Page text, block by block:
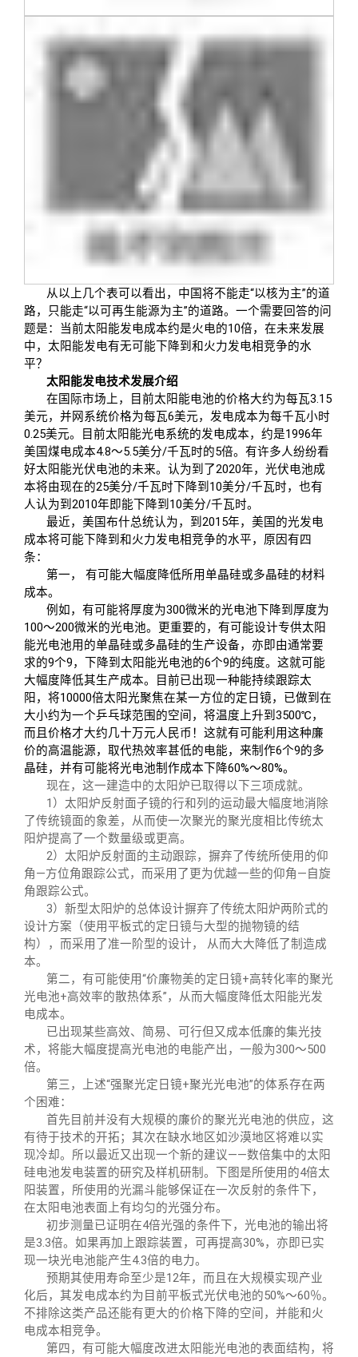
从以上几个表可以看出，中国将不能走“以核为主”的道
路，只能走“以可再生能源为主”的道路。一个需要回答的问
题是：当前太阳能发电成本约是火电的10倍，在未来发展
中，太阳能发电有无可能下降到和火力发电相竞争的水
平？
太阳能发电技术发展介绍
在国际市场上，目前太阳能电池的价格大约为每瓦3.15
美元，并网系统价格为每瓦6美元，发电成本为每千瓦小时
0.25美元。目前太阳能光电系统的发电成本，约是1996年
美国煤电成本4.8～5.5美分/千瓦时的5倍。有许多人纷纷看
好太阳能光伏电池的未来。认为到了2020年，光伏电池成
本将由现在的25美分/千瓦时下降到10美分/千瓦时，也有
人认为到2010年即能下降到10美分/千瓦时。
最近，美国布什总统认为，到2015年，美国的光发电
成本将可能下降到和火力发电相竞争的水平，原因有四
条：
第一， 有可能大幅度降低所用单晶硅或多晶硅的材料
成本。
例如，有可能将厚度为300微米的光电池下降到厚度为
100～200微米的光电池。更重要的，有可能设计专供太阳
能光电池用的单晶硅或多晶硅的生产设备，亦即由通常要
求的9个9，下降到太阳能光电池的6个9的纯度。这就可能
大幅度降低其生产成本。目前已出现一种能持续跟踪太
阳，将10000倍太阳光聚焦在某一方位的定日镜，已做到在
大小约为一个乒乓球范围的空间，将温度上升到 3500℃，
而且价格才大约几十万元人民币！这就有可能利用这种廉
价的高温能源，取代热效率甚低的电能，来制作6个9的多
晶硅，并有可能将光电池制作成本下降60%～80%。
现在，这一建造中的太阳炉已取得以下三项成就。
1 ）太阳炉反射面子镜的行和列的运动最大幅度地消除
了传统镜面的象差，从而使一次聚光的聚光度相比传统太
阳炉提高了一个数量级或更高。
2）太阳炉反射面的主动跟踪，摒弃了传统所使用的仰
角—方位角跟踪公式，而采用了更为优越一些的仰角—自旋
角跟踪公式。
3）新型太阳炉的总体设计摒弃了传统太阳炉两阶式的
设计方案（使用平板式的定日镜与大型的抛物镜的结
构），而采用了准一阶型的设计， 从而大大降低了制造成
本。
第二，有可能使用“价廉物美的定日镜+高转化率的聚光
光电池+高效率的散热体系”，从而大幅度降低太阳能光发
电成本。
已出现某些高效、简易、可行但又成本低廉的集光技
术，将能大幅度提高光电池的电能产出，一般为300～500
倍。
第三，上述“强聚光定日镜+聚光光电池”的体系存在两
个困难：
首先目前并没有大规模的廉价的聚光光电池的供应，这
有待于技术的开拓；其次在缺水地区如沙漠地区将难以实
现冷却。所以最近又出现一个新的建议——数倍集中的太阳
硅电池发电装置的研究及样机研制。下图是所使用的4倍太
阳装置，所使用的光漏斗能够保证在一次反射的条件下，
在太阳电池表面上有均匀的光强分布。
初步测量已证明在4倍光强的条件下，光电池的输出将
是3.3倍。如果再加上跟踪装置，可再提高30%，亦即已实
现一块光电池能产生4.3倍的电力。
预期其使用寿命至少是12年，而且在大规模实现产业
化后，其发电成本约为目前平板式光伏电池的50%～60％。
不排除这类产品还能有更大的价格下降的空间，并能和火
电成本相竞争。
第四，有可能大幅度改进太阳能光电池的表面结构，将